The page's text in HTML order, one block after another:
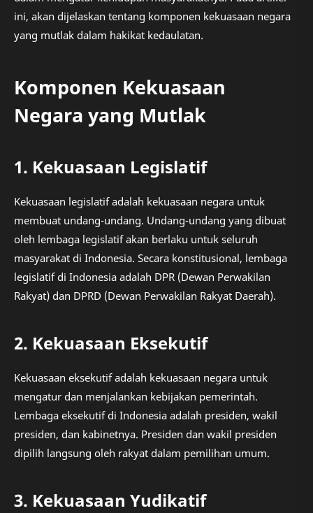
ini, akan dijelaskan tentang komponen kekuasaan negara
yang mutlak dalam hakikat kedaulatan.
Komponen Kekuasaan
Negara yang Mutlak
1. Kekuasaan Legislatif
Kekuasaan legislatif adalah kekuasaan negara untuk
membuat undang-undang. Undang-undang yang dibuat
oleh lembaga legislatif akan berlaku untuk seluruh
masyarakat di Indonesia. Secara konstitusional, lembaga
legislatif di Indonesia adalah DPR (Dewan Perwakilan
Rakyat) dan DPRD (Dewan Perwakilan Rakyat Daerah).
2. Kekuasaan Eksekutif
Kekuasaan eksekutif adalah kekuasaan negara untuk
mengatur dan menjalankan kebijakan pemerintah.
Lembaga eksekutif di Indonesia adalah presiden, wakil
presiden, dan kabinetnya. Presiden dan wakil presiden
dipilih langsung oleh rakyat dalam pemilihan umum.
3. Kekuasaan Yudikatif